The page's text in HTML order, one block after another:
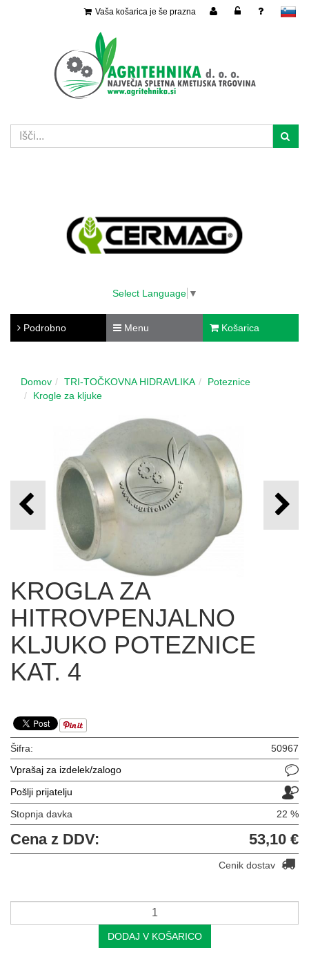
slovensko
Vaša košarica je še prazna
Select Language ▼
Podrobno Menu Košarica
Domov TRI-TOČKOVNA HIDRAVLIKA
Poteznice
Krogle za kljuke
KROGLA ZA
HITROVPENJALNO
KLJUKO POTEZNICE
KAT. 4
Šifra:
50967
Vprašaj za izdelek/zalogo
Pošlji prijatelju
Stopnja davka 22 %
Cena z DDV: 53,10 €
Cenik dostav
DODAJ V KOŠARICO